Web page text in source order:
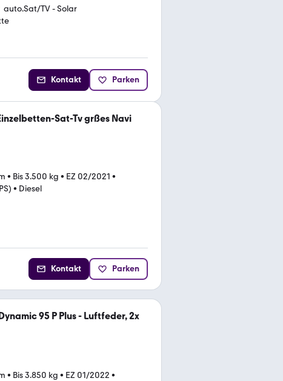
auto.Sat/TV - Solar
Kontakt Parken
Sat-Tv grßes Navi
• Bis 3.500 kg • EZ 02/2021 •
• Diesel
Kontakt Parken
95 P Plus - Luftfeder, 2x
• Bis 3.850 kg • EZ 01/2022 •